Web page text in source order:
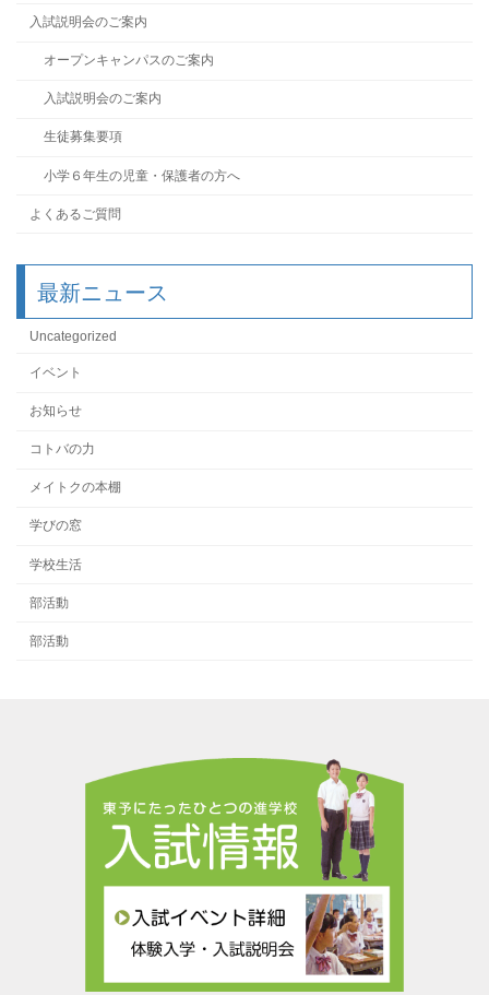
入試説明会のご案内
オープンキャンパスのご案内
入試説明会のご案内
生徒募集要項
小学６年生の児童・保護者の方へ
よくあるご質問
最新ニュース
Uncategorized
イベント
お知らせ
コトバの力
メイトクの本棚
学びの窓
学校生活
部活動
部活動